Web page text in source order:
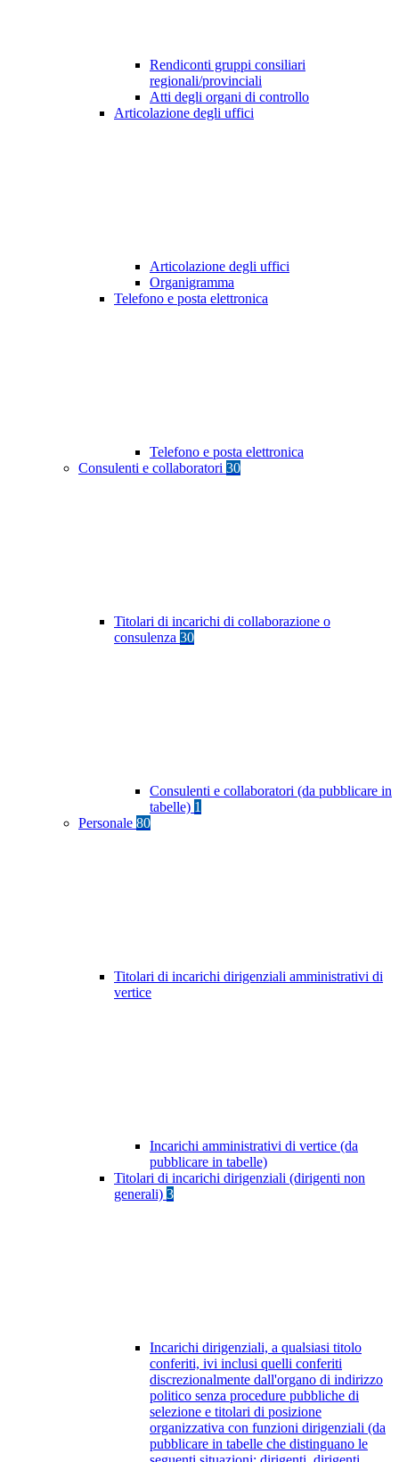
Rendiconti gruppi consiliari
regionali/provinciali
Atti degli organi di controllo
Articolazione degli uffici
Articolazione degli uffici
Organigramma
Telefono e posta elettronica
Telefono e posta elettronica
Consulenti e collaboratori 30
Titolari di incarichi di collaborazione o
consulenza 30
Consulenti e collaboratori (da pubblicare in
tabelle) 1
Personale 80
Titolari di incarichi dirigenziali amministrativi di
vertice
Incarichi amministrativi di vertice (da
pubblicare in tabelle)
Titolari di incarichi dirigenziali (dirigenti non
generali) 3
Incarichi dirigenziali, a qualsiasi titolo
conferiti, ivi inclusi quelli conferiti
discrezionalmente dall'organo di indirizzo
politico senza procedure pubbliche di
selezione e titolari di posizione
organizzativa con funzioni dirigenziali (da
pubblicare in tabelle che distinguano le